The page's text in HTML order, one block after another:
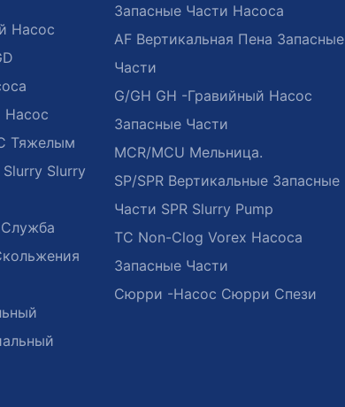
Насос
Тяжелым
Slurry
Служба
Запасные Части Насоса
AF Вертикальная Пена Запасные
Части
G/GH GH -гравийный Насос
Запасные Части
MCR/MCU Мельница.
SP/SPR Вертикальные Запасные
Части SPR Slurry Pump
TC Non-Clog Vorex Насоса
Запасные Части
Сюрри -насос Сюрри Спези